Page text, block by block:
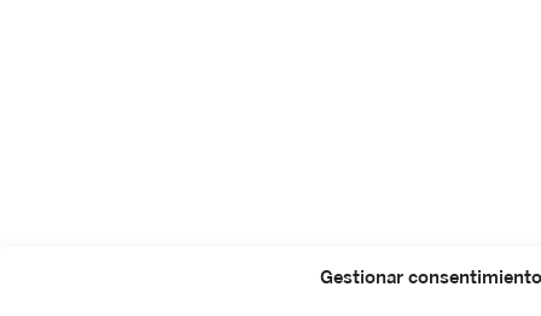
Gestionar consentimiento